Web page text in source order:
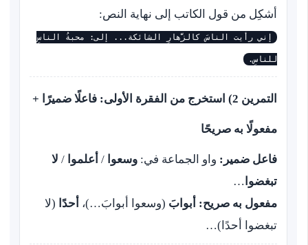
أشكِل من قول الكاتب إلى نهاية النص:
إني رأيت الناسَ كالزَّهارِ الشائكة... إلى: محبةُ الناسِ
للناسِ.
التمرين 2) استخرج من الفقرة الأولى: فاعلًا ضميرًا +
مفعولًا به صريحًا
فاعل ضمير: واو الجماعة في: وسعوا / أعلموا / لا
تبغضوا …
مفعول به صريح: أبوابَ (وسعوا أبوابَ…)، أحدًا (لا
تبغضوا أحدًا)…